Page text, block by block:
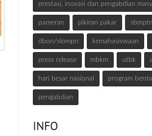
prestasi, inovasi dan pengabdian
pameran pikiran pakar
dbon/slompn kemahasiswaan
press release mbkm utbk
hari besar nasional program
pengabdian
INFO